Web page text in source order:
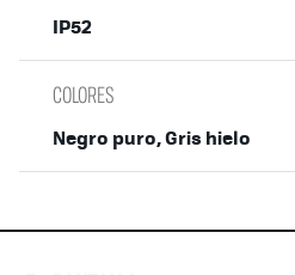
IP52
COLORES
Negro puro, Gris hielo